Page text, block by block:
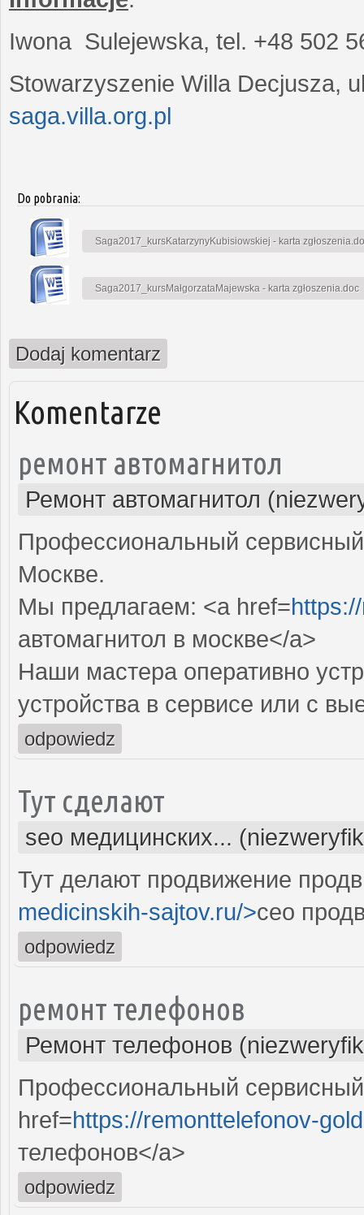
Iwona Sulejewska, tel. +48 502
Stowarzyszenie Willa Decjusza,
saga.villa.org.pl
Do pobrania:
Saga2017_kursKatarzynyKubisiowskiej - karta
Saga2017_kursMałgorzataMajewska - karta zgłoszenia.doc
Dodaj komentarz
Komentarze
ремонт автомагнитол
Ремонт автомагнитол
Профессиональный
Москве.
Мы предлагаем: <a href=
автомагнитол в москве</a>
Наши мастера оперативно
устройства в сервисе или с
odpowiedz
Тут сделают
seo медицинских...
Тут делают продвижение
medicinskih-sajtov.ru/>сео
odpowiedz
ремонт телефонов
Ремонт телефонов
Профессиональный
href=https://remonttelefonov-
телефонов</a>
odpowiedz